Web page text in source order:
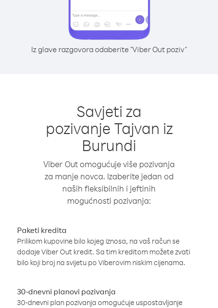
Iz glave razgovora odaberite "Viber Out poziv"
Savjeti za
pozivanje Tajvan iz
Burundi
Viber Out omogućuje više pozivanja
za manje novca. Izaberite jedan od
naših fleksibilnih i jeftinih
mogućnosti pozivanja:
Paketi kredita
Prilikom kupovine bilo kojeg iznosa, na vaš račun se
dodaje Viber Out kredit. Sa tim kreditom možete zvati
bilo koji broj na svijetu po Viberovim niskim cijenama.
30-dnevni planovi pozivanja
30-dnevni plan pozivanja omogućuje uspostavljanje